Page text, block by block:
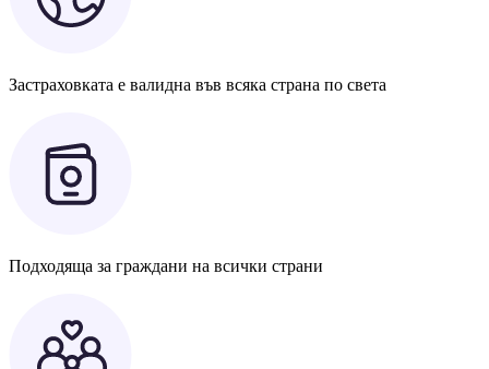
Застраховката е валидна във всяка страна по света
Подходяща за граждани на всички страни